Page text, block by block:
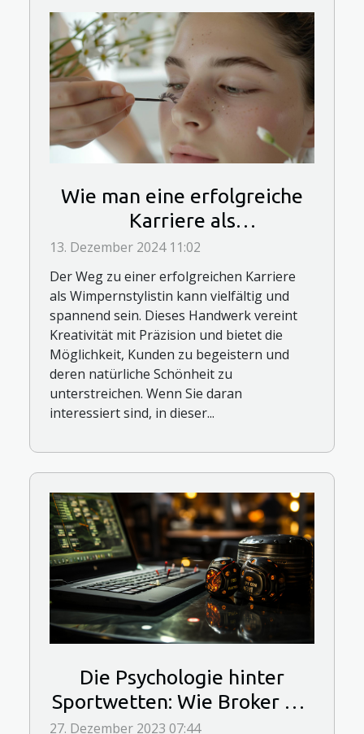
Wie man eine erfolgreiche
Karriere als
Wimpernstylistin startet
13. Dezember 2024 11:02
Der Weg zu einer erfolgreichen Karriere
als Wimpernstylistin kann vielfältig und
spannend sein. Dieses Handwerk vereint
Kreativität mit Präzision und bietet die
Möglichkeit, Kunden zu begeistern und
deren natürliche Schönheit zu
unterstreichen. Wenn Sie daran
interessiert sind, in dieser...
Die Psychologie hinter
Sportwetten: Wie Broker die
Entscheidungsfindung
27. Dezember 2023 07:44